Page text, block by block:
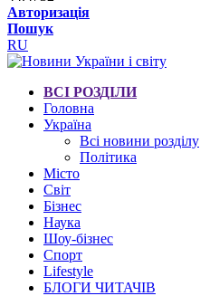
Авторизація
Пошук
RU
ВСІ РОЗДІЛИ
Головна
Україна
Всі новини розділу
Політика
Місто
Світ
Бізнес
Наука
Шоу-бізнес
Спорт
Lifestyle
БЛОГИ ЧИТАЧІВ